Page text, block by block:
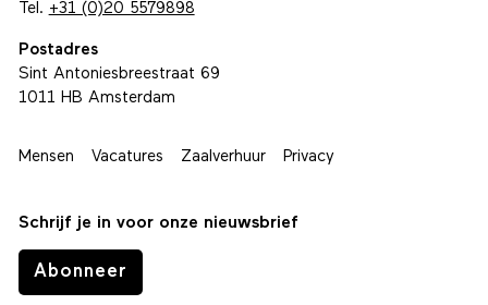
Tel. +31 (0)20 5579898
Postadres
Sint Antoniesbreestraat 69
1011 HB Amsterdam
Mensen Vacatures Zaalverhuur Privacy
Schrijf je in voor onze nieuwsbrief
Abonneer